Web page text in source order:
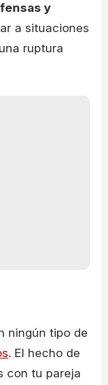
y
a situaciones
ruptura
ningún tipo de
. El hecho de
con tu pareja